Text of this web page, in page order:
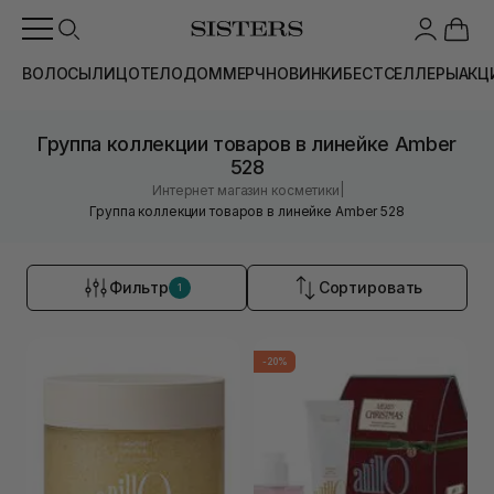
ВОЛОСЫЛИЦОТЕЛОДОММЕРЧНОВИНКИБЕСТСЕЛЛЕРЫ
Группа коллекции товаров в линейке Amber
528
Интернет магазин косметики
Группа коллекции товаров в линейке Amber 528
Фильтр 1 Сортировать
-20%